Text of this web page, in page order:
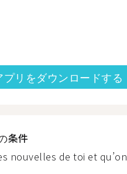
プリをダウンロードする
条件
nouvelles de toi et qu’on